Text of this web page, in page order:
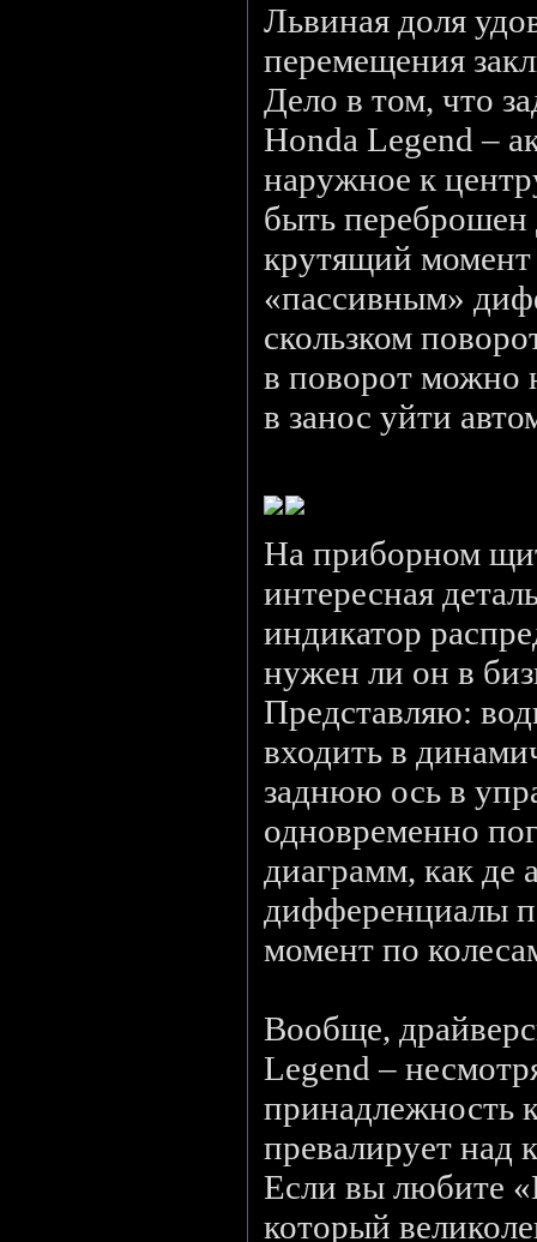
Львиная доля
перемещения
Дело в том, что
Honda Legend –
наружное к
быть
крутящий момент
«пассивным»
скользком
в поворот можно
в занос уйти
На приборном
интересная
индикатор
нужен ли он в
Представляю:
входить в
заднюю ось в
одновременно
диаграмм, как де
дифференциалы
момент по
Вообще,
Legend –
принадлежность
превалирует над
Если вы любите
который